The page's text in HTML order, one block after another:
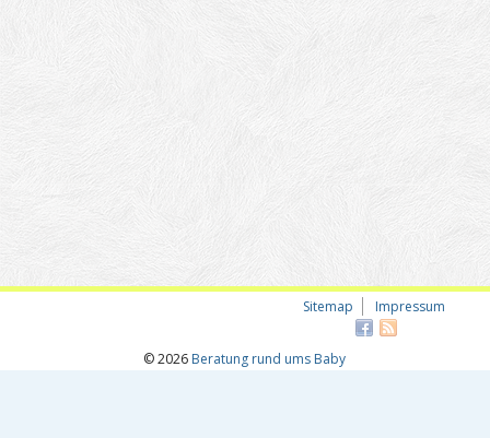
Sitemap Impressum
© 2026 Beratung rund ums Baby